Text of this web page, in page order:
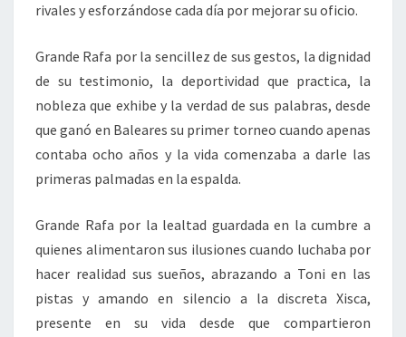
rivales y esforzándose cada día por mejorar su oficio.
Grande Rafa por la sencillez de sus gestos, la dignidad
de su testimonio, la deportividad que practica, la
nobleza que exhibe y la verdad de sus palabras, desde
que ganó en Baleares su primer torneo cuando apenas
contaba ocho años y la vida comenzaba a darle las
primeras palmadas en la espalda.
Grande Rafa por la lealtad guardada en la cumbre a
quienes alimentaron sus ilusiones cuando luchaba por
hacer realidad sus sueños, abrazando a Toni en las
pistas y amando en silencio a la discreta Xisca,
presente en su vida desde que compartieron